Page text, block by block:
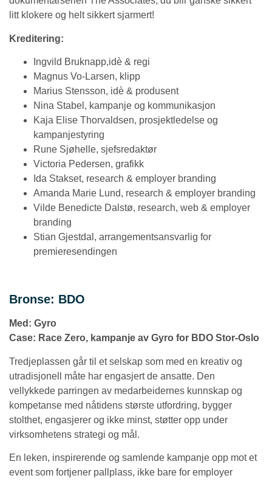
litt klokere og helt sikkert sjarmert!
Kreditering:
Ingvild Bruknapp,idè & regi
Magnus Vo-Larsen, klipp
Marius Stensson, idè & produsent
Nina Stabel, kampanje og kommunikasjon
Kaja Elise Thorvaldsen, prosjektledelse og
kampanjestyring
Rune Sjøhelle, sjefsredaktør
Victoria Pedersen, grafikk
Ida Stakset, research & employer branding
Amanda Marie Lund, research & employer branding
Vilde Benedicte Dalstø, research, web & employer
branding
Stian Gjestdal, arrangementsansvarlig for
premieresendingen
Bronse: BDO
Med: Gyro
Case: Race Zero, kampanje av Gyro for BDO Stor-Oslo
Tredjeplassen går til et selskap som med en kreativ og
utradisjonell måte har engasjert de ansatte. Den
vellykkede parringen av medarbeidernes kunnskap og
kompetanse med nåtidens største utfordring, bygger
stolthet, engasjerer og ikke minst, støtter opp under
virksomhetens strategi og mål.
En leken, inspirerende og samlende kampanje opp mot et
event som fortjener pallplass, ikke bare for employer